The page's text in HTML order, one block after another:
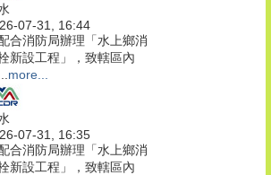
07-31, 16:44
合消防局辦理「水上鄉消
新設工程」，致轄區內
more...
07-31, 16:35
合消防局辦理「水上鄉消
新設工程」，致轄區內